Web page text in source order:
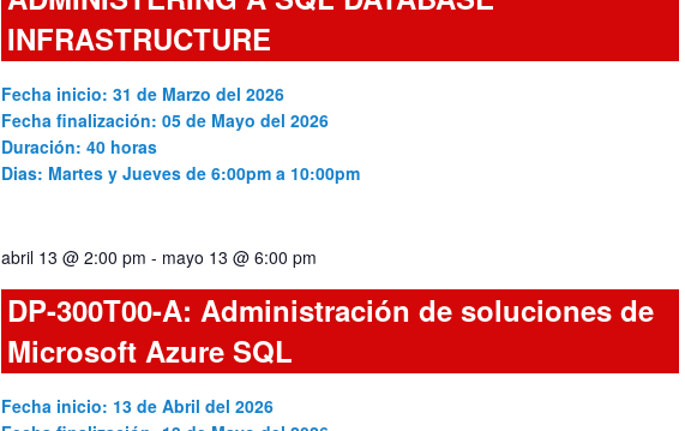
INFRASTRUCTURE
Fecha inicio: 31 de Marzo del 2026
Fecha finalización: 05 de Mayo del 2026
Duración: 40 horas
Dias: Martes y Jueves de 6:00pm a 10:00pm
abril 13 @ 2:00 pm - mayo 13 @ 6:00 pm
DP-300T00-A: Administración de soluciones de
Microsoft Azure SQL
Fecha inicio: 13 de Abril del 2026